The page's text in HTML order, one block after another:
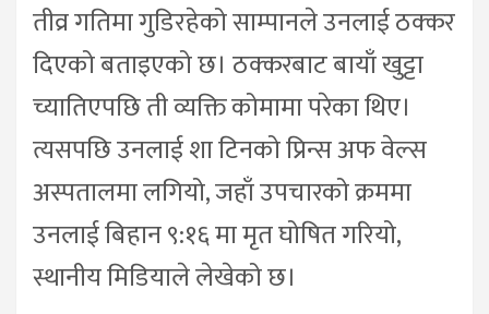
तीव्र गतिमा गुडिरहेको साम्पानले उनलाई ठक्कर
दिएको बताइएको छ। ठक्करबाट बायाँ खुट्टा
च्यातिएपछि ती व्यक्ति कोमामा परेका थिए।
त्यसपछि उनलाई शा टिनको प्रिन्स अफ वेल्स
अस्पतालमा लगियो, जहाँ उपचारको क्रममा
उनलाई बिहान ९:१६ मा मृत घोषित गरियो,
स्थानीय मिडियाले लेखेको छ।